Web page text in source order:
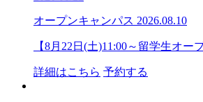
オープンキャンパス 2026.08.10
【8月22日(土)11:00～留学生オー
詳細はこちら 予約する